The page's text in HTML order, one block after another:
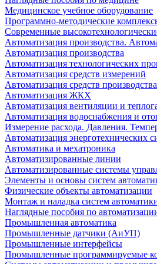
Медицинское учебное оборудование
Программно-методические
Современные
Автоматизация производства.
Автоматизация производства
Автоматизация технологических
Автоматизация средств измерений
Автоматизация средств производства
Автоматизация ЖКХ
Автоматизация вентиляции и
Автоматизация водоснабжения и
Измерение расхода. Давления.
Автоматизация энерготехнических
Автоматика и мехатроника
Автоматизированные линии
Автоматизированные системы
Элементы и основы систем
Физические объекты автоматизации
Монтаж и наладка систем
Наглядные пособия по
Промышленная автоматика
Промышленные датчики (АиУП)
Промышленные интерфейсы
Промышленные программируемые